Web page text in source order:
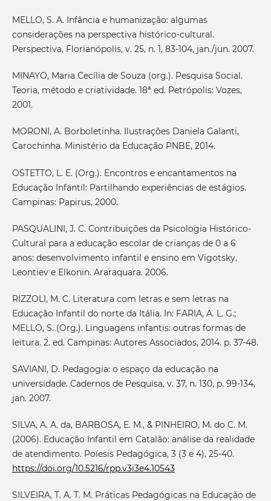
MELLO, S. A. Infância e humanização: algumas
considerações na perspectiva histórico-cultural.
Perspectiva, Florianópolis, v. 25, n. 1, 83-104, jan./jun. 2007.
MINAYO, Maria Cecília de Souza (org.). Pesquisa Social.
Teoria, método e criatividade. 18ª ed. Petrópolis: Vozes,
2001.
MORONI, A. Borboletinha. Ilustrações Daniela Galanti,
Carochinha. Ministério da Educação PNBE, 2014.
OSTETTO, L. E. (Org.). Encontros e encantamentos na
Educação Infantil: Partilhando experiências de estágios.
Campinas: Papirus, 2000.
PASQUALINI, J. C. Contribuições da Psicologia Histórico-
Cultural para a educação escolar de crianças de 0 a 6
anos: desenvolvimento infantil e ensino em Vigotsky,
Leontiev e Elkonin. Araraquara. 2006.
RIZZOLI, M. C. Literatura com letras e sem letras na
Educação Infantil do norte da Itália. In: FARIA, A. L. G.;
MELLO, S. (Org.). Linguagens infantis: outras formas de
leitura. 2. ed. Campinas: Autores Associados, 2014. p. 37-48.
SAVIANI, D. Pedagogia: o espaço da educação na
universidade. Cadernos de Pesquisa, v. 37, n. 130, p. 99-134,
jan. 2007.
SILVA, A. A. da, BARBOSA, E. M., & PINHEIRO, M. do C. M.
(2006). Educação Infantil em Catalão: análise da realidade
de atendimento. Poíesis Pedagógica, 3 (3 e 4), 25-40.
https://doi.org/10.5216/rpp.v3i3e4.10543
SILVEIRA, T. A. T. M. Práticas Pedagógicas na Educação de